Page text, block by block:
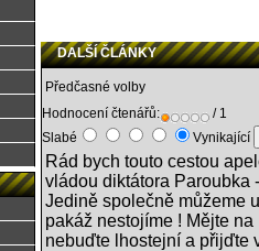
DALŠÍ ČLÁNKY
Předčasné volby
Hodnocení čtenářů:
/ 1
Slabé
Vynikající
Rád bych touto cestou
vládou diktátora Paroubka
Jedině společně můžeme
pakáž nestojíme ! Mějte
nebuďte lhostejní a přijďte